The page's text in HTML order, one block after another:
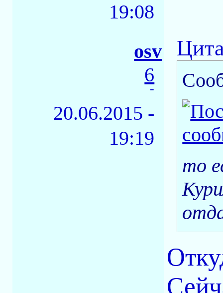
19:08
osv
6
-
20.06.2015 -
19:19
то